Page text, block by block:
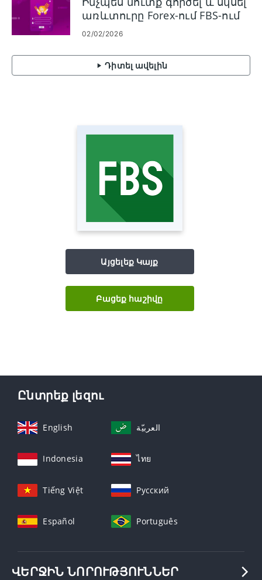
առևտուրը Forex-ում FBS-ում
02/02/2026
Դիտել ավելին
Այցելեք Կայք
Բացեք հաշիվը
Ընտրեք լեզու
English العربيّة
Indonesia ไทย
Tiếng Việt Русский
Español Português
ՎԵՐՋԻՆ ՆՈՐՈՒԹՅՈՒՆՆԵՐ